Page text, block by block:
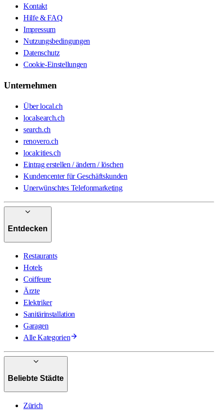
Kontakt
Hilfe & FAQ
Impressum
Nutzungsbedingungen
Datenschutz
Cookie-Einstellungen
Unternehmen
Über local.ch
localsearch.ch
search.ch
renovero.ch
localcities.ch
Eintrag erstellen / ändern / löschen
Kundencenter für Geschäftskunden
Unerwünschtes Telefonmarketing
Entdecken
Restaurants
Hotels
Coiffeure
Ärzte
Elektriker
Sanitärinstallation
Garagen
Alle Kategorien
Beliebte Städte
Zürich